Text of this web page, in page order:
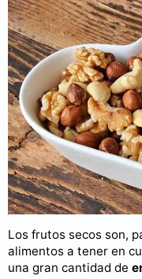
Los frutos secos son,
alimentos a tener en
una gran cantidad de